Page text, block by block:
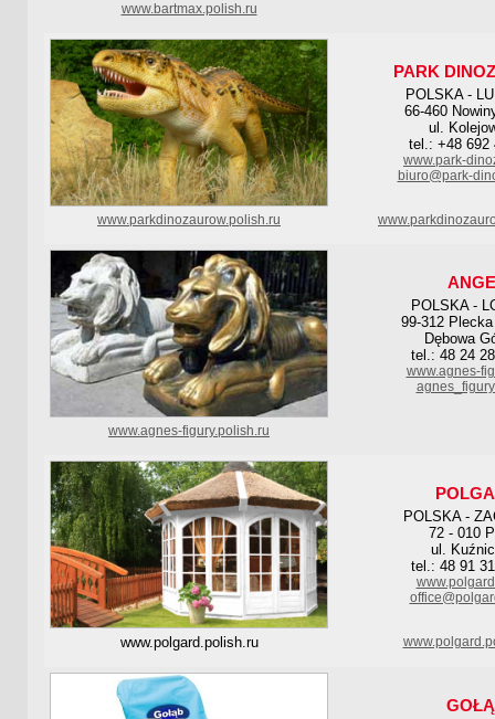
www.bartmax.polish.ru
PARK
POLSKA -
66-460
ul.
tel.: +48 692
www.park-
biuro@park-
www.parkdinozaurow.polish.ru
POLSKA -
99-312
Dębowa
tel.: 48 24
www.agnes-
www.agnes-figury.polish.ru
POLSKA -
72 - 010
ul.
tel.: 48 91
www.polgard.polish.ru